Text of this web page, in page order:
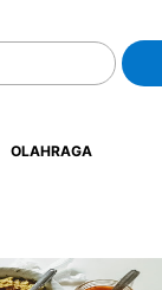
OLAHRAGA